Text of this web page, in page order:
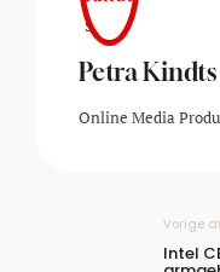
Petra Kindts
Online Media
Vorige
Intel